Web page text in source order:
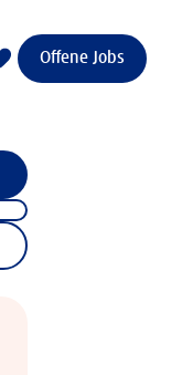
Offene Jobs